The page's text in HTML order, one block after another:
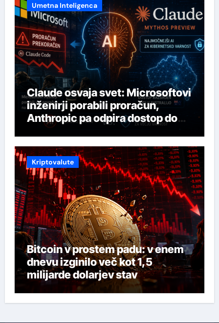
Umetna Inteligenca
Claude osvaja svet: Microsoftovi
inženirji porabili proračun,
Anthropic pa odpira dostop do
svojega najmočnejšega AI-ja
Kriptovalute
Bitcoin v prostem padu: v enem
dnevu izginilo več kot 1,5
milijarde dolarjev stav